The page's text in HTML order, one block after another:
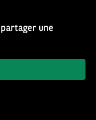
partager une